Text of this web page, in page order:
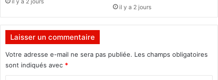
r
d
a
t
'
'
O
D
n
'
e
il y a 2 jours
Laisser un commentaire
Votre adresse e-mail ne sera pas publiée. Les champs obligatoires
sont indiqués avec *